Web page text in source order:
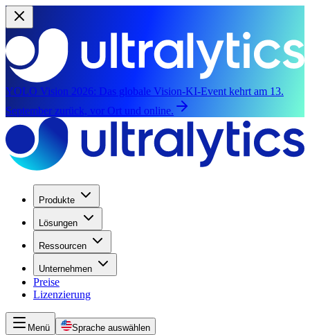
YOLO Vision 2026: Das globale Vision-KI-Event kehrt am 13.
September zurück, vor Ort und online.
Produkte
Lösungen
Ressourcen
Unternehmen
Preise
Lizenzierung
Menü Sprache auswählen